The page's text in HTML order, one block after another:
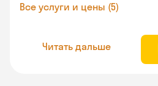
Все услуги и цены (5)
Читать дальше